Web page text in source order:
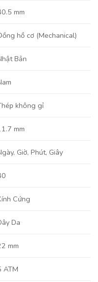
mm
hồ cơ (Mechanical)
Bản
không gỉ
mm
Giờ, Phút, Giây
Cứng
Da
mm
ATM